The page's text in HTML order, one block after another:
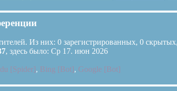
Из них: 0 зарегистрированных, 0
, здесь было: Ср 17. июн 2026
[Spider], Bing [Bot], Google [Bot]